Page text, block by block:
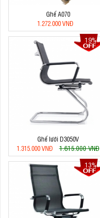
Ghế A070
1.272.000 VNĐ
19%
Ghế lưới D3050V
1.315.000 VNĐ
1.615.000 VNĐ
13%